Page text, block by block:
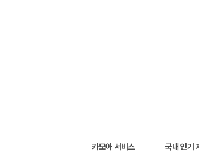
카모아 서비스 국내 인기